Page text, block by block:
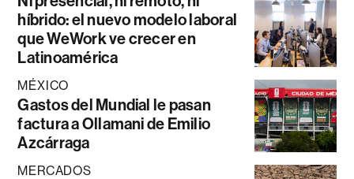
híbrido: el nuevo modelo laboral
que WeWork ve crecer en
Latinoamérica
MÉXICO
Gastos del Mundial le pasan
factura a Ollamani de Emilio
Azcárraga
MERCADOS